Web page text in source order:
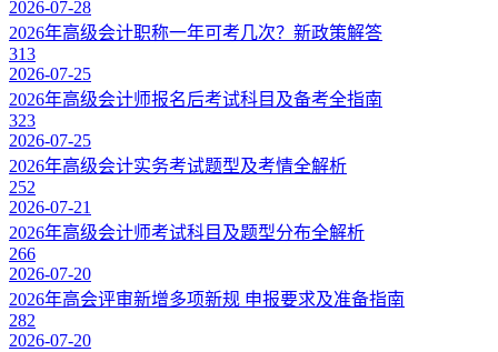
2026-07-28
2026年高级会计职称一年可考几次？新政策解答
313
2026-07-25
2026年高级会计师报名后考试科目及备考全指南
323
2026-07-25
2026年高级会计实务考试题型及考情全解析
252
2026-07-21
2026年高级会计师考试科目及题型分布全解析
266
2026-07-20
2026年高会评审新增多项新规 申报要求及准备指南
282
2026-07-20